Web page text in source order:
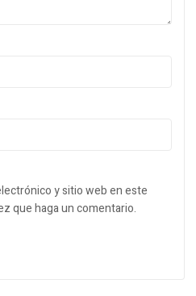
y sitio web en este
que haga un comentario.